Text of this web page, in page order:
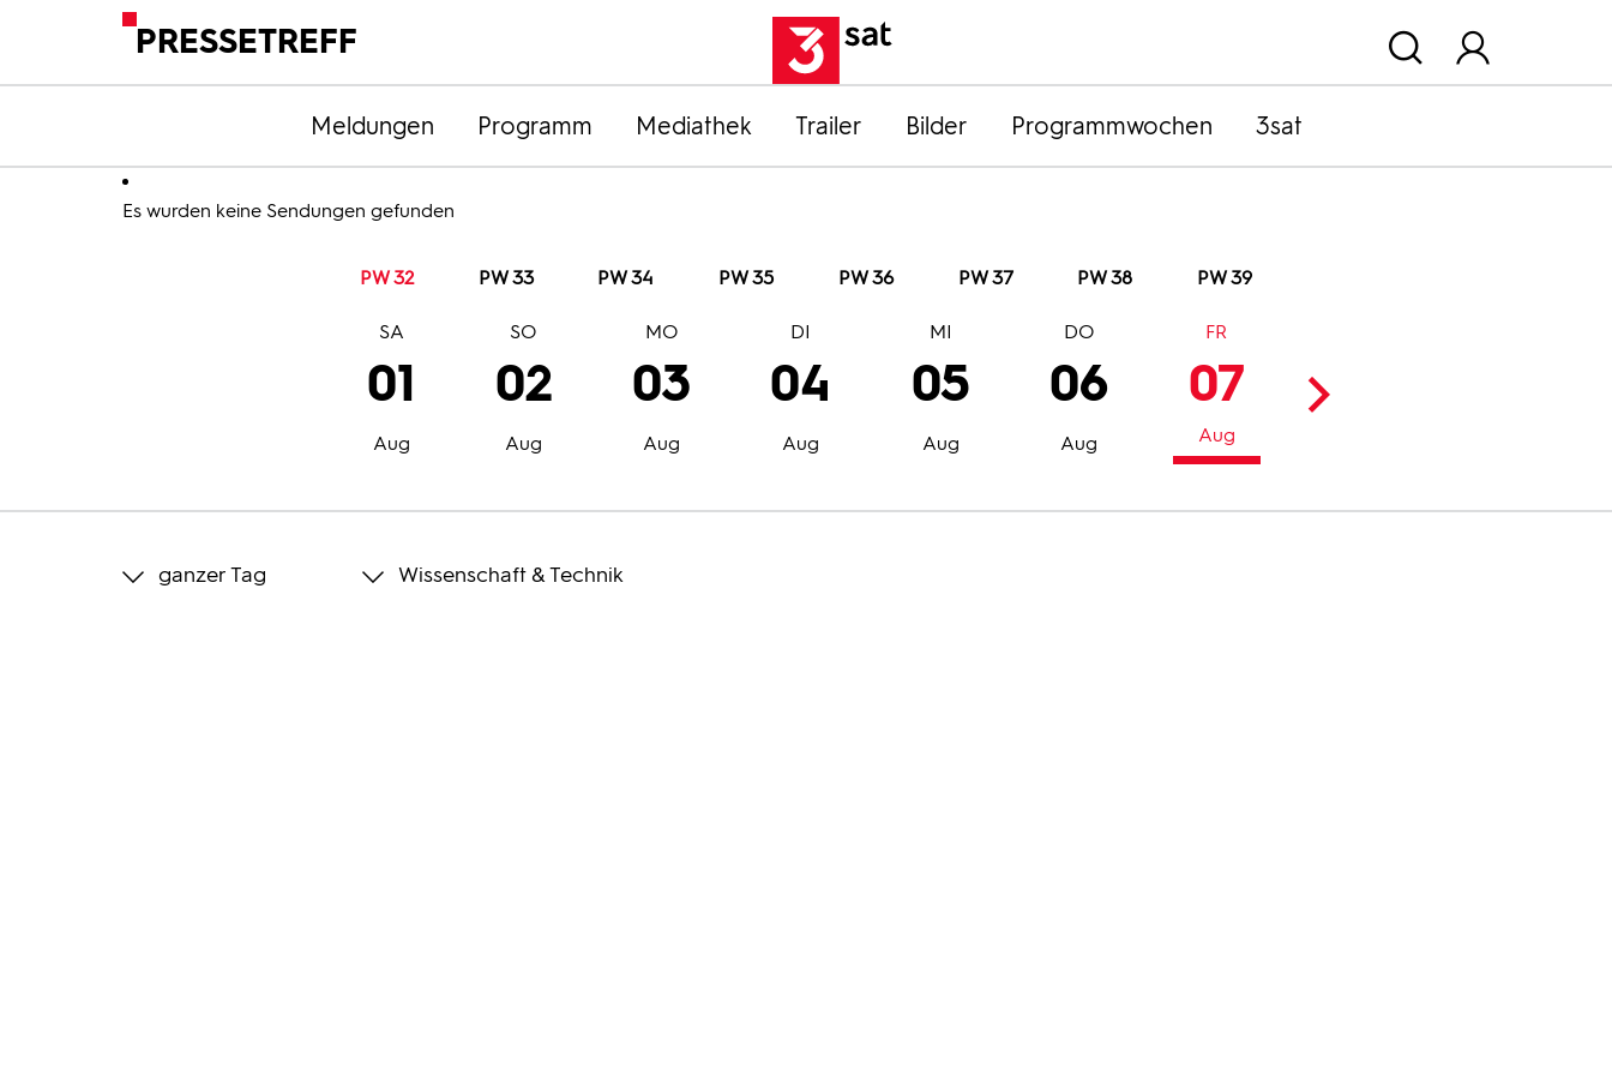
PRESSETREFF
Meldungen Programm Mediathek Trailer Bilder Programmwochen 3sat
Es wurden keine Sendungen gefunden
PW 32 PW 33 PW 34 PW 35 PW 36 PW 37 PW 38 PW 39
01
Aug
SA
02
Aug
SO
03
Aug
MO
04
Aug
DI
05
Aug
MI
06
Aug
DO
07
Aug
FR
08
ganzer Tag Wissenschaft & Technik